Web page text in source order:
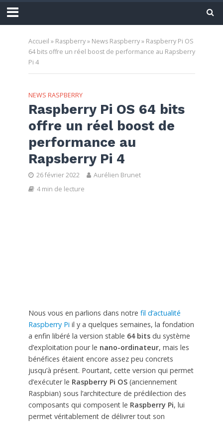
Accueil » Raspberry» News Raspberry» Raspberry Pi OS
64 bits offre un réel boost de performance au Rapsberry
Pi 4
NEWS RASPBERRY
Raspberry Pi OS 64 bits
offre un réel boost de
performance au
Rapsberry Pi 4
26 février 2022
Aurélien Brunet
4 min de lecture
Nous vous en parlions dans notre fil d’actualité
Raspberry Pi il y a quelques semaines, la fondation
a enfin libéré la version stable 64 bitsdu système
d’exploitation pour le nano-ordinateur, mais les
bénéfices étaient encore assez peu concrets
jusqu’à présent. Pourtant, cette version qui permet
d’exécuter le Raspberry Pi OS(anciennement
Raspbian) sous l’architecture de prédilection des
composants qui composent le Raspberry Pi, lui
permet véritablement de délivrer tout son